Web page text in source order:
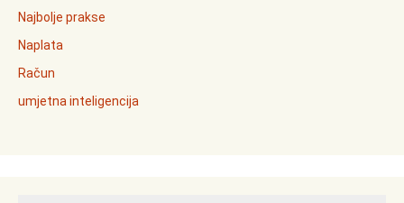
Najbolje prakse
Naplata
Račun
umjetna inteligencija